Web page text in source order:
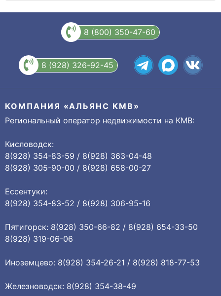
8 (800) 350-47-60
8 (928) 326-92-45
КОМПАНИЯ «АЛЬЯНС КМВ»
Региональный оператор недвижимости на КМВ:
Кисловодск:
8(928) 354-83-59 / 8(928) 363-04-48
8(928) 305-90-00 / 8(928) 658-00-27
Ессентуки:
8(928) 354-83-52 / 8(928) 306-95-16
Пятигорск: 8(928) 350-66-82 / 8(928) 654-33-50
8(928) 319-06-06
Иноземцево: 8(928) 354-26-21 / 8(928) 818-77-53
Железноводск: 8(928) 354-38-49